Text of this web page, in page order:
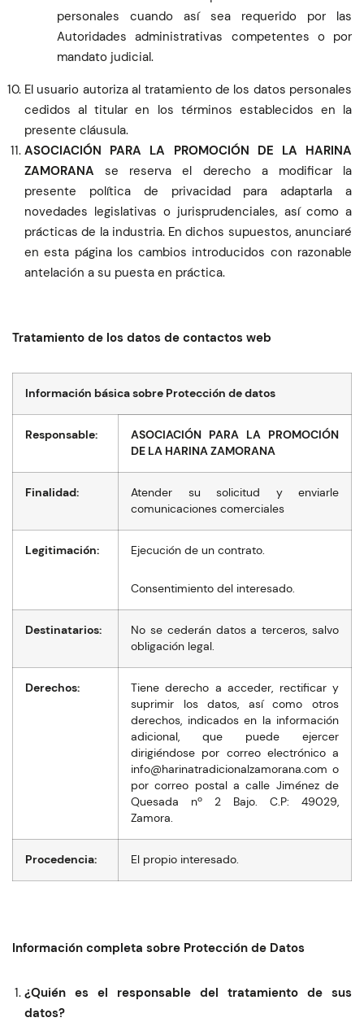
personales cuando así sea requerido por las
Autoridades administrativas competentes o por
mandato judicial.
El usuario autoriza al tratamiento de los datos personales
cedidos al titular en los términos establecidos en la
presente cláusula.
ASOCIACIÓN PARA LA PROMOCIÓN DE LA HARINA
ZAMORANAse reserva el derecho a modificar la
presente política de privacidad para adaptarla a
novedades legislativas o jurisprudenciales, así como a
prácticas de la industria. En dichos supuestos, anunciaré
en esta página los cambios introducidos con razonable
antelación a su puesta en práctica.
Tratamiento de los datos de contactos web
Información básica sobre Protección de datos
Responsable:
ASOCIACIÓN PARA LA PROMOCIÓN
DE LA HARINA ZAMORANA
Finalidad:
Atender su solicitud y enviarle
comunicaciones comerciales
Legitimación: Ejecución de un contrato.
Consentimiento del interesado.
Destinatarios:
No se cederán datos a terceros, salvo
obligación legal.
Derechos:
Tiene derecho a acceder, rectificar y
suprimir los datos, así como otros
derechos, indicados en la información
adicional, que puede ejercer
dirigiéndose por correo electrónico a
moc.anaromazlanoicidartanirah@ofni o
por correo postal a calle Jiménez de
Quesada nº 2 Bajo. C.P: 49029,
Zamora.
Procedencia: El propio interesado.
Información completa sobre Protección de Datos
¿Quién es el responsable del tratamiento de sus
datos?